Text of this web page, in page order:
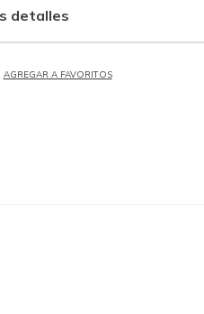
detalles